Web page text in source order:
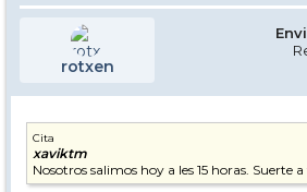
rotxen
Cita
xaviktm
Nosotros salimos hoy a les 15 horas. Suerte